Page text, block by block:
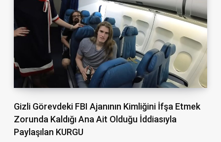
Gizli Görevdeki FBI Ajanının Kimliğini İfşa Etmek
Zorunda Kaldığı Ana Ait Olduğu İddiasıyla
Paylaşılan KURGU